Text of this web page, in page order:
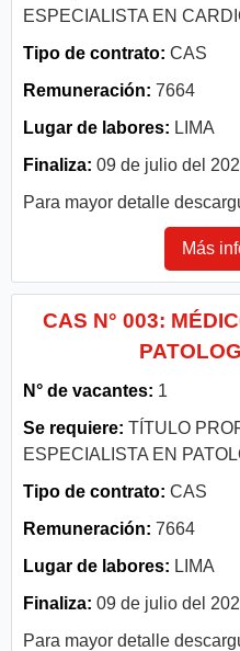
ESPECIALISTA EN
Tipo de contrato: CAS
Remuneración: 7664
Lugar de labores: LIMA
Finaliza: 09 de julio del
Para mayor detalle
Más
CAS N° 003:
N° de vacantes: 1
Se requiere: TÍTULO
ESPECIALISTA EN
Tipo de contrato: CAS
Remuneración: 7664
Lugar de labores: LIMA
Finaliza: 09 de julio del
Para mayor detalle